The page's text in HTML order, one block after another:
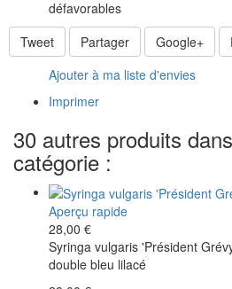
défavorables
Tweet
Partager Google+
Ajouter à ma liste d'envies
Imprimer
30 autres produits
catégorie :
Aperçu rapide
28,00 €
Syringa vulgaris 'Président
double bleu lilacé